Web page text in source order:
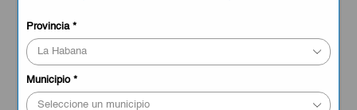
Provincia*
Municipio*